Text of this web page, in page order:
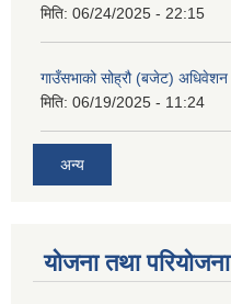
मिति: 06/24/2025 - 22:15
गाउँसभाको सोह्रौ (बजेट) अधिवेशन
मिति: 06/19/2025 - 11:24
अन्य
योजना तथा परियोजना